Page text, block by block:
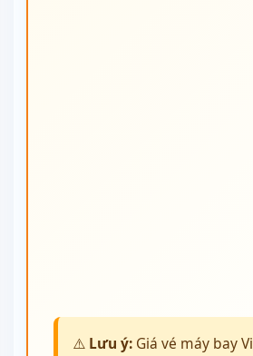
⚠️ Lưu ý:Giá vé máy bay